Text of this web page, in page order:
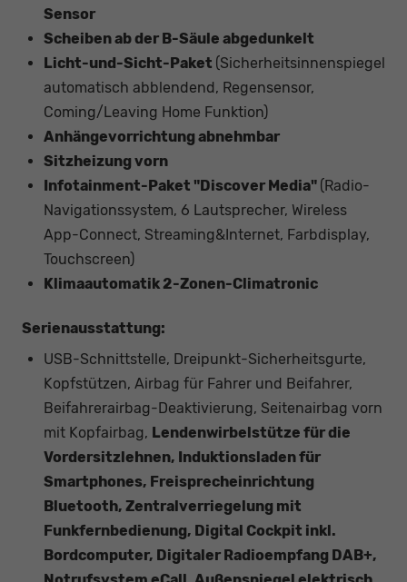
Sensor
Scheiben ab der B-Säule abgedunkelt
Licht-und-Sicht-Paket (Sicherheitsinnenspiegel
automatisch abblendend, Regensensor,
Coming/Leaving Home Funktion)
Anhängevorrichtung abnehmbar
Sitzheizung vorn
Infotainment-Paket "Discover Media" (Radio-
Navigationssystem, 6 Lautsprecher, Wireless
App-Connect, Streaming&Internet, Farbdisplay,
Touchscreen)
Klimaautomatik 2-Zonen-Climatronic
Serienausstattung:
USB-Schnittstelle, Dreipunkt-Sicherheitsgurte,
Kopfstützen, Airbag für Fahrer und Beifahrer,
Beifahrerairbag-Deaktivierung, Seitenairbag vorn
mit Kopfairbag, Lendenwirbelstütze für die
Vordersitzlehnen, Induktionsladen für
Smartphones, Freisprecheinrichtung
Bluetooth, Zentralverriegelung mit
Funkfernbedienung, Digital Cockpit inkl.
Bordcomputer, Digitaler Radioempfang DAB+,